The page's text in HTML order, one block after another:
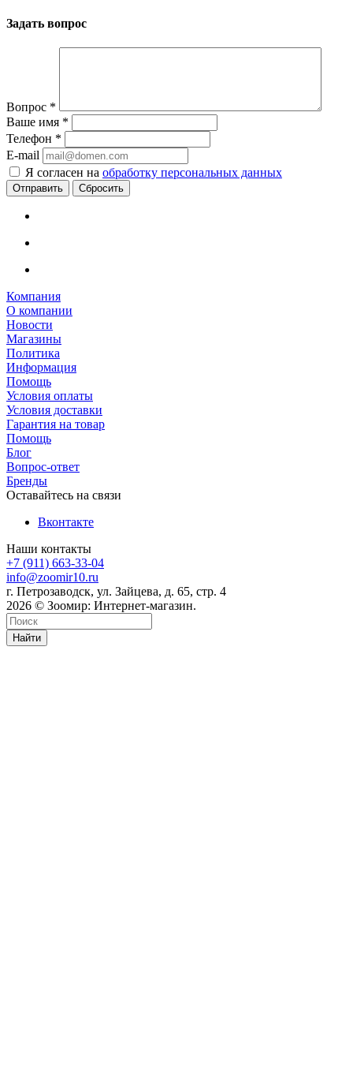
Задать вопрос
Вопрос *
Ваше имя *
Телефон *
E-mail
Я согласен на обработку персональных данных
Сбросить
Компания
О компании
Новости
Магазины
Политика
Информация
Помощь
Условия оплаты
Условия доставки
Гарантия на товар
Помощь
Блог
Вопрос-ответ
Бренды
Оставайтесь на связи
Вконтакте
Наши контакты
+7 (911) 663-33-04
info@zoomir10.ru
г. Петрозаводск, ул. Зайцева, д. 65, стр. 4
2026 © Зоомир: Интернет-магазин.
Найти